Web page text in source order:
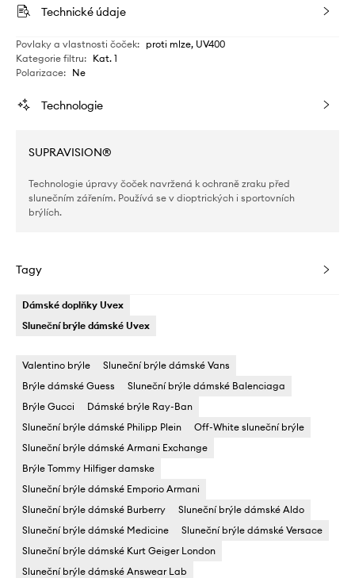
Technické údaje
Povlaky a vlastnosti čoček: proti mlze, UV400
Kategorie filtru: Kat. 1
Polarizace: Ne
Technologie
SUPRAVISION®
Technologie úpravy čoček navržená k ochraně zraku před
slunečním zářením. Používá se v dioptrických i sportovních
brýlích.
Tagy
Dámské doplňky Uvex
Sluneční brýle dámské Uvex
Valentino brýle
Sluneční brýle dámské Vans
Brýle dámské Guess
Sluneční brýle dámské Balenciaga
Brýle Gucci
Dámské brýle Ray-Ban
Sluneční brýle dámské Philipp Plein
Off-White sluneční brýle
Sluneční brýle dámské Armani Exchange
Brýle Tommy Hilfiger damske
Sluneční brýle dámské Emporio Armani
Sluneční brýle dámské Burberry
Sluneční brýle dámské Aldo
Sluneční brýle dámské Medicine
Sluneční brýle dámské Versace
Sluneční brýle dámské Kurt Geiger London
Sluneční brýle dámské Answear Lab